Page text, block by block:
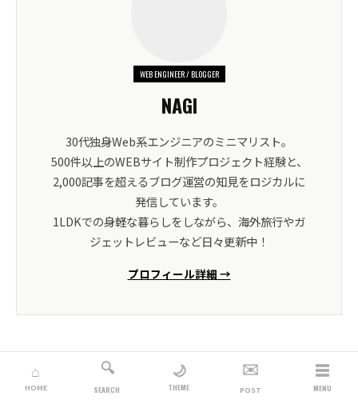
WEB ENGINEER / BLOGGER
NAGI
30代独身Web系エンジニアのミニマリスト。
500件以上のWEBサイト制作プロジェクト経験と、
2,000記事を超えるブログ運営の知見をロジカルに
発信しています。
1LDKでの身軽な暮らしをしながら、海外旅行やガ
ジェットレビューなど日々更新中！
プロフィール詳細 →
SHARE
⌂
HOME
🔍
SEARCH
🌙
THEME
✉️
POST
☰
MENU